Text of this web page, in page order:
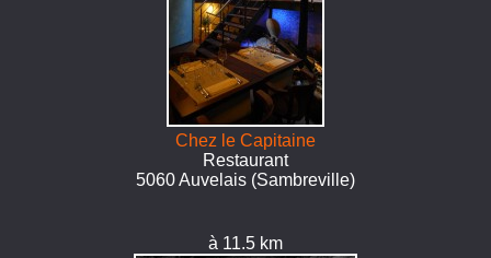
Chez le Capitaine
Restaurant
5060 Auvelais (Sambreville)
à 11.5 km